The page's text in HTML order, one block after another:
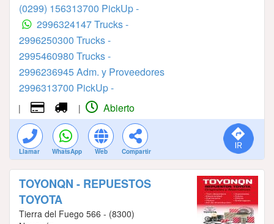
(0299) 156313700 PickUp -
2996324147 Trucks -
2996250300 Trucks -
2995460980 Trucks -
2996236945 Adm. y Proveedores
2996313700 PickUp -
| | Abierto
Llamar WhatsApp Web Compartir
TOYONQN - REPUESTOS
TOYOTA
Tierra del Fuego 566 - (8300)